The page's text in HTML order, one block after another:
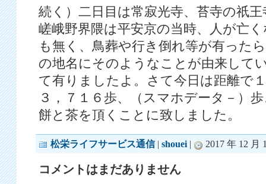
続く）二日目は常寂光寺、苔寺の祇
嵯峨野界隈は平安京の当時、人が亡
も無く、鳥葬や行き倒れ等が有った
の地名にそのようなことが由来して
て有りましたよ。さて今日は距離で
３，７１６歩、（スマホデータ－）
餅と茶を頂くことに致しました。
松栄ライフサービス通信 | shouei | 2017 年 12 月
コメントはまだありません